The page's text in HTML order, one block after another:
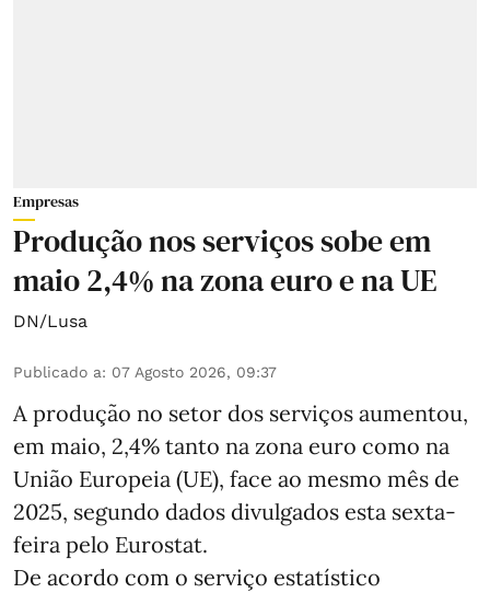
Empresas
Produção nos serviços sobe em
maio 2,4% na zona euro e na UE
DN/Lusa
Publicado a: 07 Agosto 2026, 09:37
A produção no setor dos serviços aumentou,
em maio, 2,4% tanto na zona euro como na
União Europeia (UE), face ao mesmo mês de
2025, segundo dados divulgados esta sexta-
feira pelo Eurostat.
De acordo com o serviço estatístico